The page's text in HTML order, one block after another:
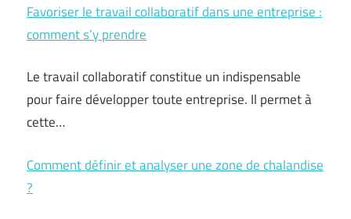
Favoriser le travail collaboratif dans une entreprise :
comment s’y prendre
Le travail collaboratif constitue un indispensable
pour faire développer toute entreprise. Il permet à
cette…
Comment définir et analyser une zone de chalandise
?